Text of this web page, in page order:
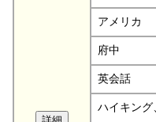
アメリカ
府中
英会話
ハイキング